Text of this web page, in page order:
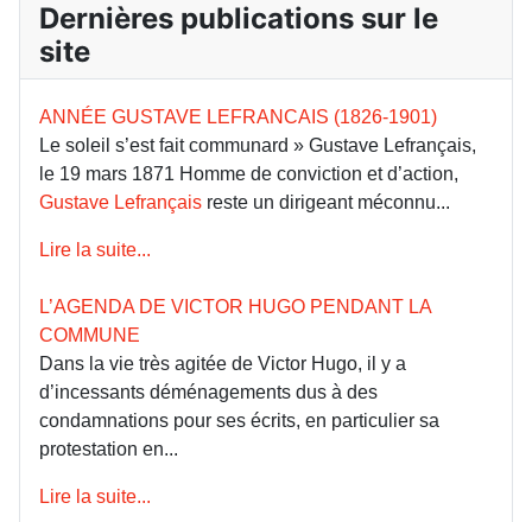
Dernières publications sur le
site
ANNÉE GUSTAVE LEFRANCAIS (1826-1901)
Le soleil s’est fait communard » Gustave Lefrançais,
le 19 mars 1871 Homme de conviction et d’action,
Gustave Lefrançais reste un dirigeant méconnu...
Lire la suite...
L’AGENDA DE VICTOR HUGO PENDANT LA
COMMUNE
Dans la vie très agitée de Victor Hugo, il y a
d’incessants déménagements dus à des
condamnations pour ses écrits, en particulier sa
protestation en...
Lire la suite...